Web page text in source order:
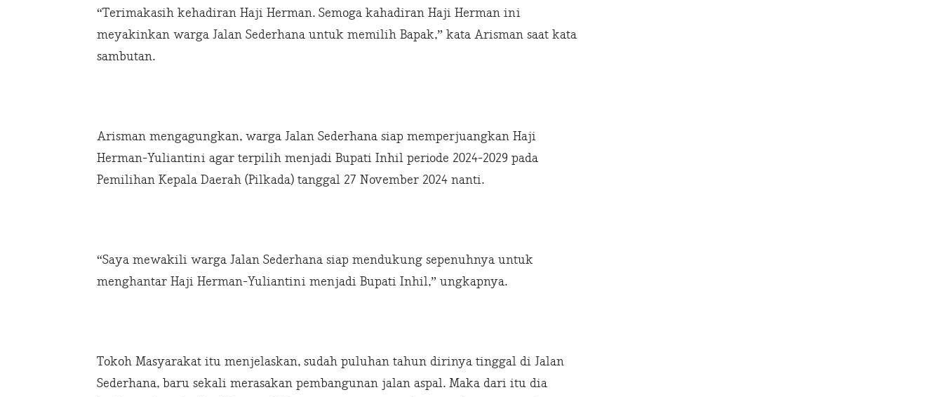
“Terimakasih kehadiran Haji Herman. Semoga kahadiran Haji Herman ini
meyakinkan warga Jalan Sederhana untuk memilih Bapak,” kata Arisman saat kata
sambutan.
Arisman mengagungkan, warga Jalan Sederhana siap memperjuangkan Haji
Herman-Yuliantini agar terpilih menjadi Bupati Inhil periode 2024-2029 pada
Pemilihan Kepala Daerah (Pilkada) tanggal 27 November 2024 nanti.
“Saya mewakili warga Jalan Sederhana siap mendukung sepenuhnya untuk
menghantar Haji Herman-Yuliantini menjadi Bupati Inhil,” ungkapnya.
Tokoh Masyarakat itu menjelaskan, sudah puluhan tahun dirinya tinggal di Jalan
Sederhana, baru sekali merasakan pembangunan jalan aspal. Maka dari itu dia